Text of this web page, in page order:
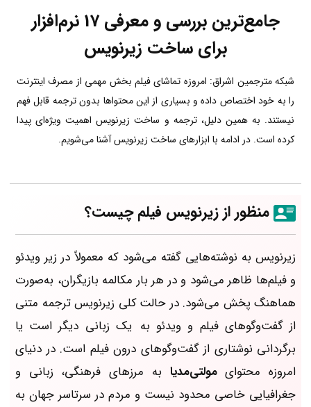
جامع‌ترین بررسی و معرفی 17 نرم‌افزار
برای ساخت زیرنویس
شبکه مترجمین اشراق: امروزه تماشای فیلم بخش مهمی از مصرف اینترنت
را به خود اختصاص داده و بسیاری از این محتواها بدون ترجمه قابل فهم
نیستند. به همین دلیل، ترجمه و ساخت زیرنویس اهمیت ویژه‌ای پیدا
کرده است. در ادامه با ابزارهای ساخت زیرنویس آشنا می‌شویم.
منظور از زیرنویس فیلم چیست؟
زیرنویس به نوشته‌هایی گفته می‌شود که معمولاً در زیر ویدئو
و فیلم‌ها ظاهر می‌شود و در هر بار مکالمه بازیگران، به‌صورت
هماهنگ پخش می‌شود. در حالت کلی زیرنویس ترجمه‌ متنی
از گفت‌وگو‌های فیلم و ویدئو به یک زبانی دیگر است یا
برگردانی نوشتاری از گفت‌وگوهای درون فیلم است. در دنیای
امروزه محتوایمولتی‌مدیا به مرزهای فرهنگی، زبانی و
جغرافیایی خاصی محدود نیست و مردم در سرتاسر جهان به